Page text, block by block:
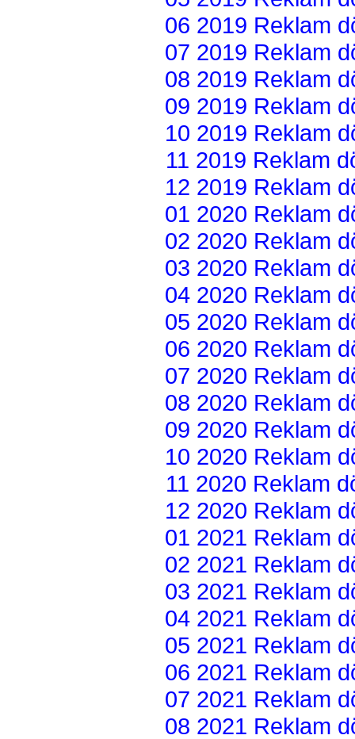
06 2019 Reklam
07 2019 Reklam
08 2019 Reklam
09 2019 Reklam
10 2019 Reklam
11 2019 Reklam
12 2019 Reklam
01 2020 Reklam
02 2020 Reklam
03 2020 Reklam
04 2020 Reklam
05 2020 Reklam
06 2020 Reklam
07 2020 Reklam
08 2020 Reklam
09 2020 Reklam
10 2020 Reklam
11 2020 Reklam
12 2020 Reklam
01 2021 Reklam
02 2021 Reklam
03 2021 Reklam
04 2021 Reklam
05 2021 Reklam
06 2021 Reklam
07 2021 Reklam
08 2021 Reklam